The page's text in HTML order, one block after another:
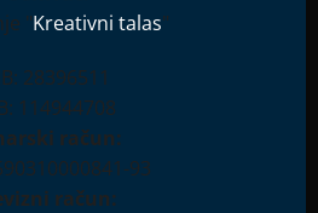
"Kreativni talas"
28396511
114944708
račun:
93
račun: